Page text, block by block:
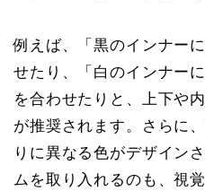
例えば、「黒のインナー
せたり、「白のインナー
を合わせたりと、上下や
が推奨されます。さらに
りに異なる色がデザイン
ムを取り入れるのも、視